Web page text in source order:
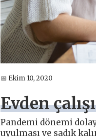
📅 Ekim 10, 2020
Evden
Pandemi dönemi
uyulması ve sadık